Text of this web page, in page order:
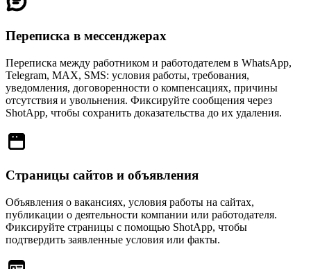
Переписка в мессенджерах
Переписка между работником и работодателем в WhatsApp,
Telegram, MAX, SMS: условия работы, требования,
уведомления, договоренности о компенсациях, причины
отсутствия и увольнения. Фиксируйте сообщения через
ShotApp, чтобы сохранить доказательства до их удаления.
Страницы сайтов и объявления
Объявления о вакансиях, условия работы на сайтах,
публикации о деятельности компании или работодателя.
Фиксируйте страницы с помощью ShotApp, чтобы
подтвердить заявленные условия или факты.